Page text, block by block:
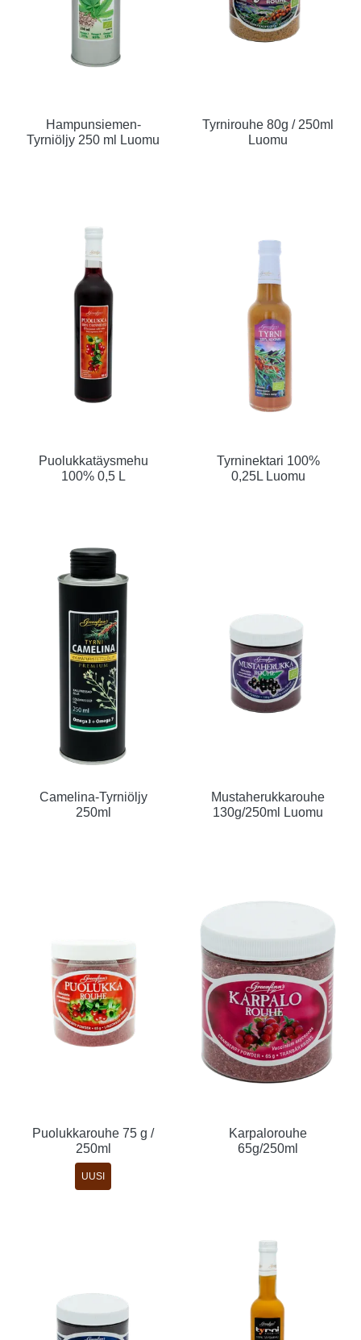
Hampunsiemen-
Tyrniöljy 250 ml Luomu
Tyrnirouhe 80g / 250ml
Luomu
Puolukkatäysmehu
100% 0,5 L
Tyrninektari 100%
0,25L Luomu
Camelina-Tyrniöljy
250ml
Mustaherukkarouhe
130g/250ml Luomu
Puolukkarouhe 75 g /
250ml
UUSI
Karpalorouhe
65g/250ml